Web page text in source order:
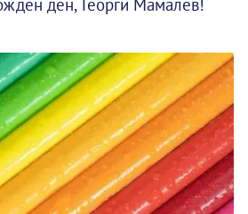
ден, Георги Мамалев!